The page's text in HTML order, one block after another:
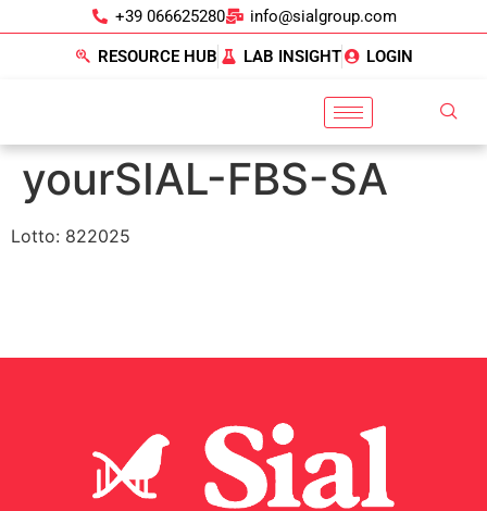
+39 066625280 info@sialgroup.com
RESOURCE HUB LAB INSIGHT LOGIN
yourSIAL-FBS-SA
Lotto: 822025